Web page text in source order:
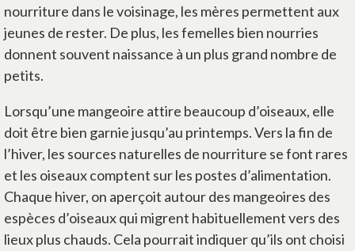
nourriture dans le voisinage, les mères permettent aux
jeunes de rester. De plus, les femelles bien nourries
donnent souvent naissance à un plus grand nombre de
petits.
Lorsqu’une mangeoire attire beaucoup d’oiseaux, elle
doit être bien garnie jusqu’au printemps. Vers la fin de
l’hiver, les sources naturelles de nourriture se font rares
et les oiseaux comptent sur les postes d’alimentation.
Chaque hiver, on aperçoit autour des mangeoires des
espèces d’oiseaux qui migrent habituellement vers des
lieux plus chauds. Cela pourrait indiquer qu’ils ont choisi